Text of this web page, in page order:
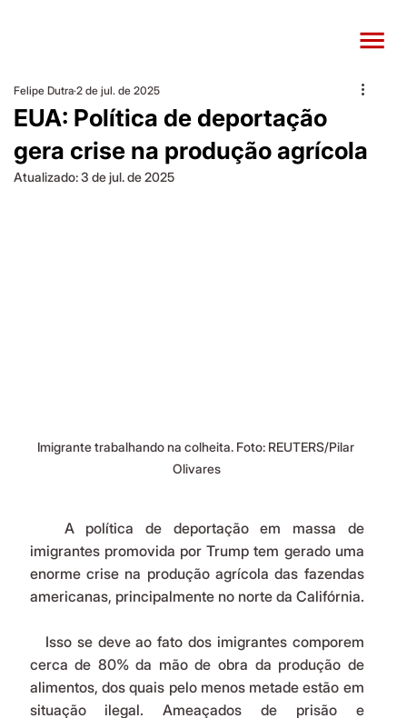
EUA: Política de deportação
gera crise na produção agrícola
Felipe Dutra 2 de jul. de 2025
Atualizado:3 de jul. de 2025
Imigrante trabalhando na colheita. Foto: REUTERS/Pilar
Olivares
imigrantes promovida por Trump tem gerado uma
enorme crise na produção agrícola das fazendas
americanas, principalmente no norte da Califórnia.
cerca de 80% da mão de obra da produção de
alimentos, dos quais pelo menos metade estão em
situação ilegal. Ameaçados de prisão e